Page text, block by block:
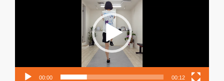
00:00 00:12